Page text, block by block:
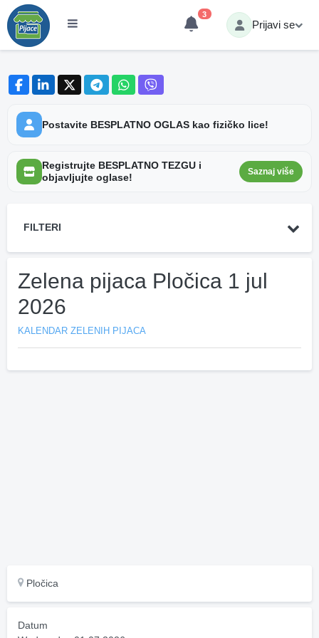
3
Prijavi se
Postavite BESPLATNO OGLAS kao fizičko lice!
Registrujte BESPLATNO TEZGU i
objavljujte oglase!
Saznaj više
FILTERI
Zelena pijaca Pločica 1 jul
2026
KALENDAR ZELENIH PIJACA
Pločica
Datum